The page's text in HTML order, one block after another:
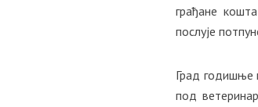
грађане
послује
Град годишње
под